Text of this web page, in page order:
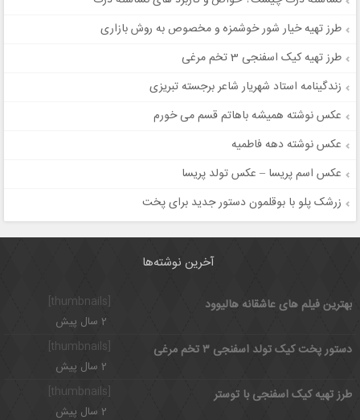
طرز تهیه خیار شور خوشمزه و مخصوص به روش بازاری
طرز تهیه کیک اسفنجی 3 تخم مرغی
زندگینامه استاد شهریار شاعر برجسته تبریزی
عکس نوشته همیشه باهاتم قسم می خورم
عکس نوشته دهه فاطمیه
عکس اسم پریسا – عکس تولد پریسا
زرشک پلو با بوقلمون دستور جدید برای پخت
آخرین نوشته‌ها
بهترین فیلم های عاشقانه هالیوود
2 سال پیش
[thumbnails]
دستور پخت کیک تولد اسفنجی ۳ تخم مرغی
2 سال پیش
طرز تهیه کیک اسفنجی با توستر
2 سال پیش